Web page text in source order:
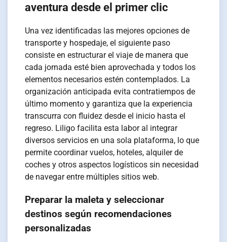
aventura desde el primer clic
Una vez identificadas las mejores opciones de
transporte y hospedaje, el siguiente paso
consiste en estructurar el viaje de manera que
cada jornada esté bien aprovechada y todos los
elementos necesarios estén contemplados. La
organización anticipada evita contratiempos de
último momento y garantiza que la experiencia
transcurra con fluidez desde el inicio hasta el
regreso. Liligo facilita esta labor al integrar
diversos servicios en una sola plataforma, lo que
permite coordinar vuelos, hoteles, alquiler de
coches y otros aspectos logísticos sin necesidad
de navegar entre múltiples sitios web.
Preparar la maleta y seleccionar
destinos según recomendaciones
personalizadas